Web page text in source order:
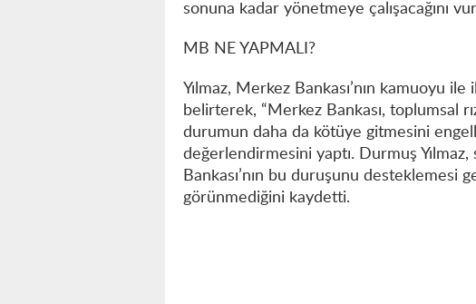
sonuna kadar yönetmeye çalışacağını
MB NE YAPMALI?
Yılmaz, Merkez Bankası’nın kamuoyu
belirterek, “Merkez Bankası, toplumsal
durumun daha da kötüye gitmesini
değerlendirmesini yaptı. Durmuş
Bankası’nın bu duruşunu
görünmediğini kaydetti.